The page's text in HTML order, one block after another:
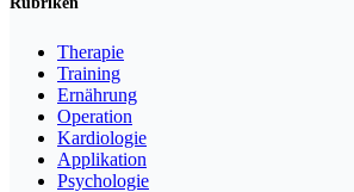
Therapie
Training
Ernährung
Operation
Kardiologie
Applikation
Psychologie